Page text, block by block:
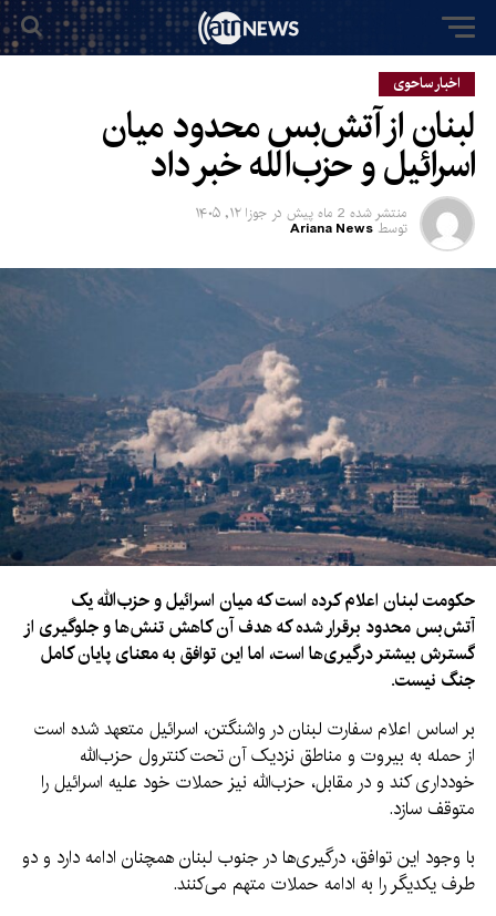
اخبار ساحوی
لبنان از آتش‌بس محدود میان
اسرائیل و حزب‌الله خبر داد
منتشر شده 2 ماه پیش در جوزا ۱۲, ۱۴۰۵
توسط Ariana News
حکومت لبنان اعلام کرده است که میان اسرائیل و حزب‌الله یک
آتش‌بس محدود برقرار شده که هدف آن کاهش تنش‌ها و جلوگیری از
گسترش بیشتر درگیری‌ها است، اما این توافق به معنای پایان کامل
جنگ نیست.
بر اساس اعلام سفارت لبنان در واشنگتن، اسرائیل متعهد شده است
از حمله به بیروت و مناطق نزدیک آن تحت کنترول حزب‌الله
خودداری کند و در مقابل، حزب‌الله نیز حملات خود علیه اسرائیل را
متوقف سازد.
با وجود این توافق، درگیری‌ها در جنوب لبنان همچنان ادامه دارد و دو
طرف یکدیگر را به ادامه حملات متهم می‌کنند.